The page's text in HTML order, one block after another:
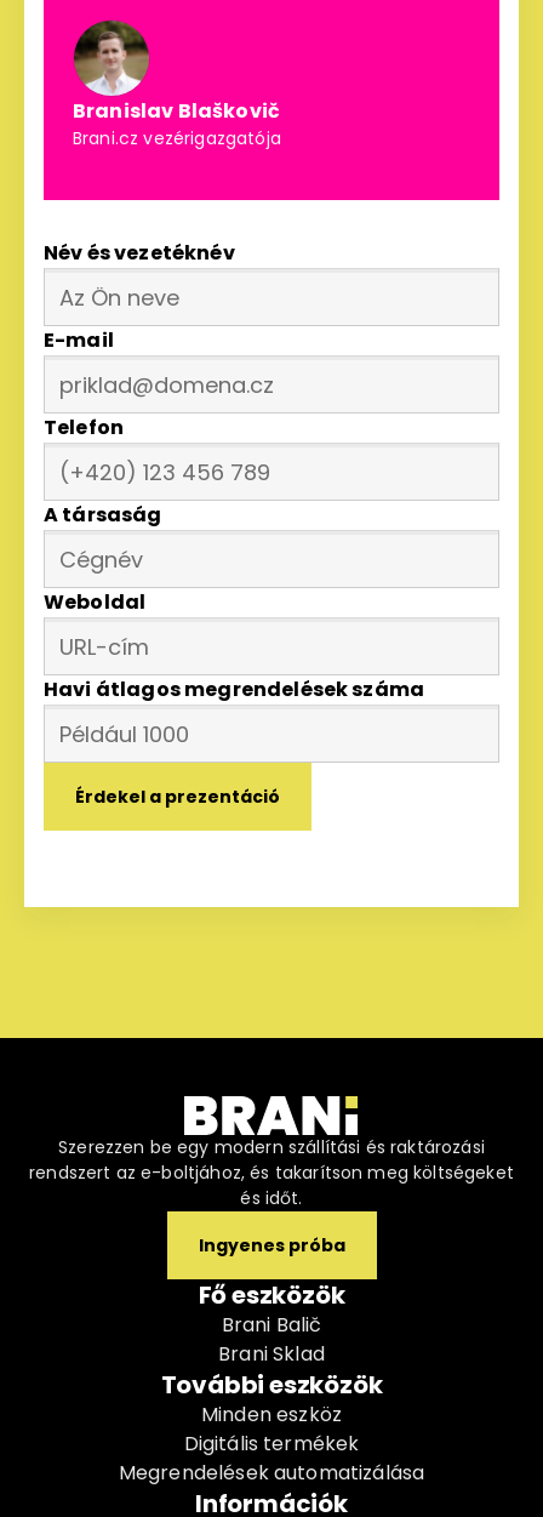
Branislav Blaškovič
Brani.cz vezérigazgatója
Név és vezetéknév
E-mail
Telefon
A társaság
Weboldal
Havi átlagos megrendelések száma
Szerezzen be egy modern szállítási és raktározási
rendszert az e-boltjához, és takarítson meg költségeket
és időt.
Ingyenes próba
Fő eszközök
Brani Balič
Brani Sklad
További eszközök
Minden eszköz
Digitális termékek
Megrendelések automatizálása
Információk